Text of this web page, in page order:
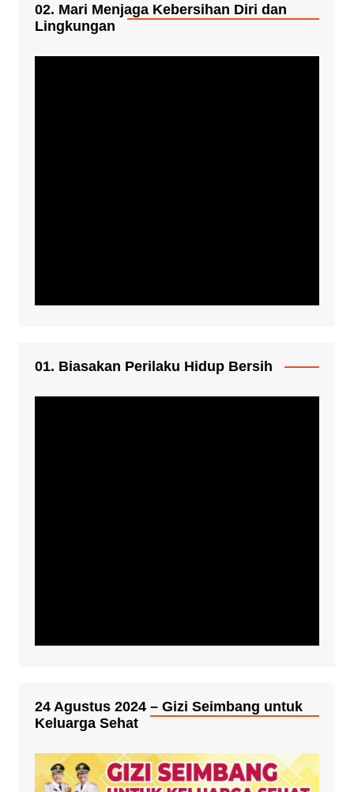
02. Mari Menjaga Kebersihan Diri dan
Lingkungan
01. Biasakan Perilaku Hidup Bersih
24 Agustus 2024 – Gizi Seimbang untuk
Keluarga Sehat